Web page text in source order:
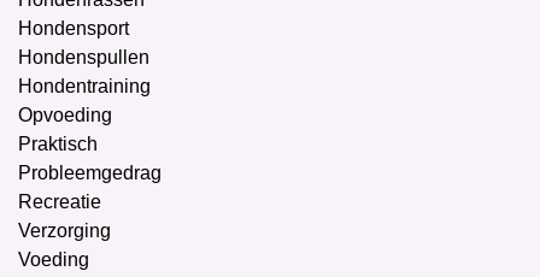
Hondensport
Hondenspullen
Hondentraining
Opvoeding
Praktisch
Probleemgedrag
Recreatie
Verzorging
Voeding